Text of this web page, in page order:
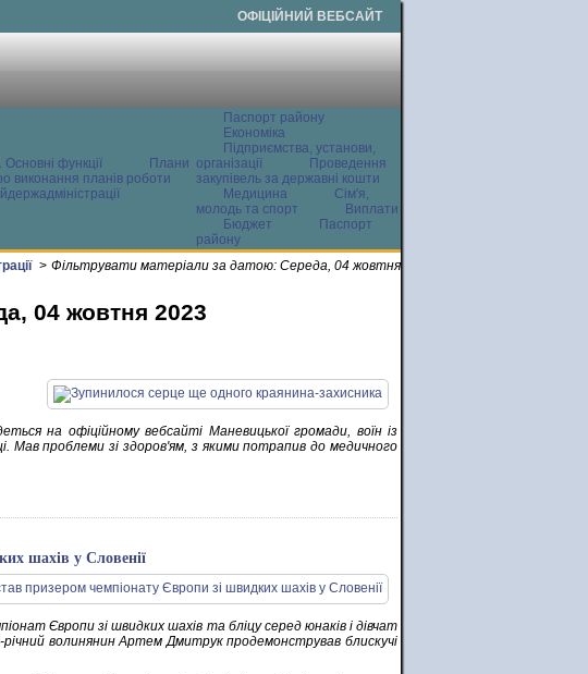
ОФІЦІЙНИЙ ВЕБСАЙТ
Основні функції
Плани
виконання планів роботи
Паспорт району
Економіка
Підприємства, установи,
організації
Проведення
закупівель за державні кошти
Медицина
Сім'я,
молодь та спорт
Виплати
Бюджет
Паспорт
району
> Фільтрувати матеріали за датою: Середа, 04 жовтня
04 жовтня 2023
на офіційному вебсайті Маневицької громади, воїн із
Мав проблеми зі здоров'ям, з якими потрапив до медичного
шахів у Словенії
Європи зі швидких шахів та бліцу серед юнаків і дівчат
річний волинянин Артем Дмитрук продемонстрував блискучі